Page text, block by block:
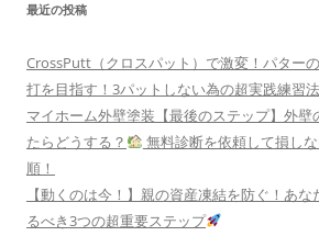
最近の投稿
CrossPutt（クロスパット）で激変！パター
打を目指す！3パットしない為の超実践練習法
マイホーム外壁塗装【最後のステップ】外壁
たらどうする？
無料診断を依頼して損し
順！
【動くのは今！】親の資産凍結を防ぐ！あ
るべき3つの超重要ステップ